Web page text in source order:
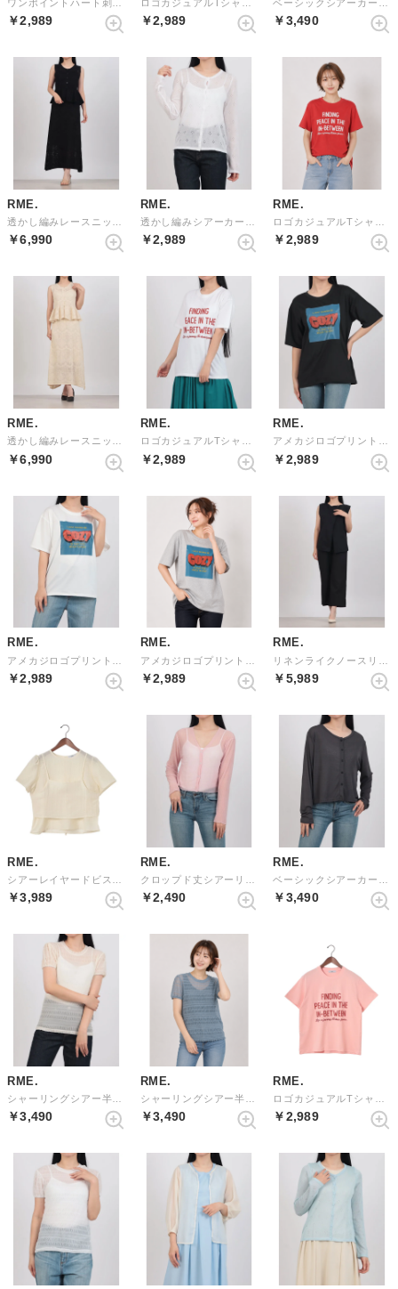
￥2,989 ￥2,989 ￥3,490
RME.
￥6,990
RME.
￥2,989
RME.
￥2,989
RME.
透かし編みレースニットセットアップ （IVORY）
￥6,990
RME.
ロゴカジュアルTシャツ （WHITE）
￥2,989
RME.
アメカジロゴプリントTシャツ （BLACK）
￥2,989
RME.
￥2,989
RME.
￥2,989
RME.
￥5,989
RME.
￥3,989
RME.
￥2,490
RME.
￥3,490
RME.
￥3,490
RME.
￥3,490
RME.
￥2,989